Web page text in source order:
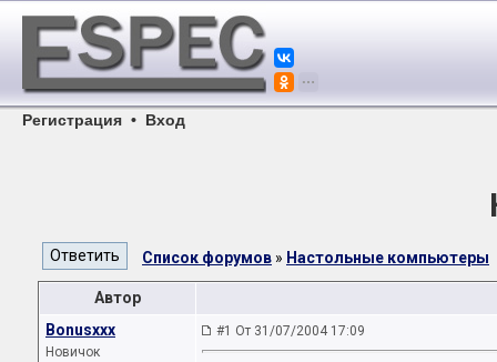
Регистрация • Вход
Список форумов » Настольные компьютеры
Автор
Bonusxxx
Новичок
#1 От 31/07/2004 17:09